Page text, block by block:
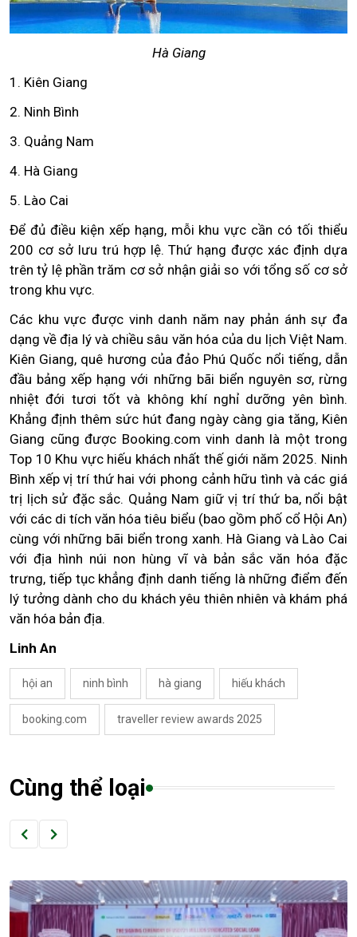
Hà Giang
1. Kiên Giang
2. Ninh Bình
3. Quảng Nam
4. Hà Giang
5. Lào Cai
Để đủ điều kiện xếp hạng, mỗi khu vực cần có tối thiểu
200 cơ sở lưu trú hợp lệ. Thứ hạng được xác định dựa
trên tỷ lệ phần trăm cơ sở nhận giải so với tổng số cơ sở
trong khu vực.
Các khu vực được vinh danh năm nay phản ánh sự đa
dạng về địa lý và chiều sâu văn hóa của du lịch Việt Nam.
Kiên Giang, quê hương của đảo Phú Quốc nổi tiếng, dẫn
đầu bảng xếp hạng với những bãi biển nguyên sơ, rừng
nhiệt đới tươi tốt và không khí nghỉ dưỡng yên bình.
Khẳng định thêm sức hút đang ngày càng gia tăng, Kiên
Giang cũng được Booking.com vinh danh là một trong
Top 10 Khu vực hiếu khách nhất thế giới năm 2025. Ninh
Bình xếp vị trí thứ hai với phong cảnh hữu tình và các giá
trị lịch sử đặc sắc. Quảng Nam giữ vị trí thứ ba, nổi bật
với các di tích văn hóa tiêu biểu (bao gồm phố cổ Hội An)
cùng với những bãi biển trong xanh. Hà Giang và Lào Cai
với địa hình núi non hùng vĩ và bản sắc văn hóa đặc
trưng, tiếp tục khẳng định danh tiếng là những điểm đến
lý tưởng dành cho du khách yêu thiên nhiên và khám phá
văn hóa bản địa.
Linh An
hội an ninh bình hà giang hiếu khách
booking.com traveller review awards 2025
Cùng thể loại